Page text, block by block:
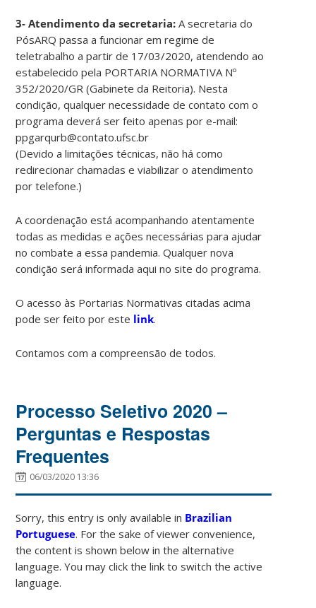
3- Atendimento da secretaria: A secretaria do
PósARQ passa a funcionar em regime de
teletrabalho a partir de 17/03/2020, atendendo ao
estabelecido pela PORTARIA NORMATIVA Nº
352/2020/GR (Gabinete da Reitoria). Nesta
condição, qualquer necessidade de contato com o
programa deverá ser feito apenas por e-mail:
ppgarqurb@contato.ufsc.br
(Devido a limitações técnicas, não há como
redirecionar chamadas e viabilizar o atendimento
por telefone.)
A coordenação está acompanhando atentamente
todas as medidas e ações necessárias para ajudar
no combate a essa pandemia. Qualquer nova
condição será informada aqui no site do programa.
O acesso às Portarias Normativas citadas acima
pode ser feito por este link.
Contamos com a compreensão de todos.
Processo Seletivo 2020 –
Perguntas e Respostas
Frequentes
06/03/2020 13:36
Sorry, this entry is only available in Brazilian
Portuguese. For the sake of viewer convenience,
the content is shown below in the alternative
language. You may click the link to switch the active
language.